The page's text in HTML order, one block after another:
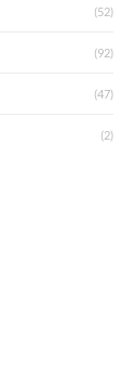
(52)
(92)
(47)
(2)